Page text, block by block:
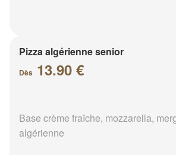
Pizza algérienne senior
Dès 13.90 €
Base crème fraîche, mozzarella,
algérienne